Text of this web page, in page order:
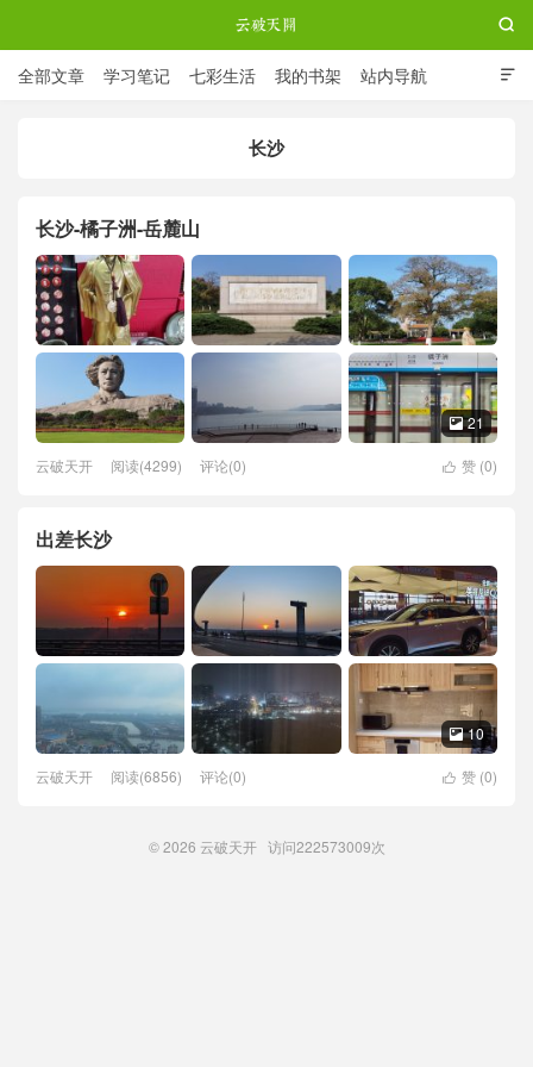

全部文章 学习笔记 七彩生活 我的书架 站内导航

长沙
长沙-橘子洲-岳麓山
 21
 赞 (0)
云破天开 阅读(4299) 评论(0)
出差长沙
 10
 赞 (0)
云破天开 阅读(6856) 评论(0)
© 2026 云破天开访问222573009次